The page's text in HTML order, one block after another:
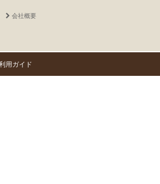
会社概要
用ガイド